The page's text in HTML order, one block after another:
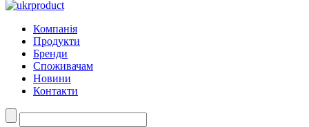
Компанія
Продукти
Бренди
Споживачам
Новини
Контакти